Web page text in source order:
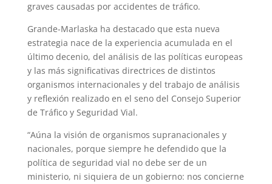
graves causadas por accidentes de tráfico.
Grande-Marlaska ha destacado que esta nueva
estrategia nace de la experiencia acumulada en el
último decenio, del análisis de las políticas europeas
y las más significativas directrices de distintos
organismos internacionales y del trabajo de análisis
y reflexión realizado en el seno del Consejo Superior
de Tráfico y Seguridad Vial.
“Aúna la visión de organismos supranacionales y
nacionales, porque siempre he defendido que la
política de seguridad vial no debe ser de un
ministerio, ni siquiera de un gobierno: nos concierne